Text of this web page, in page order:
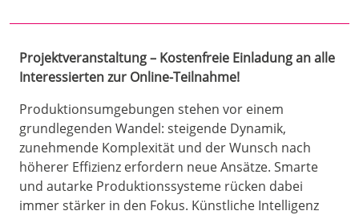
Projektveranstaltung – Kostenfreie Einladung an alle
Interessierten zur Online-Teilnahme!
Produktionsumgebungen stehen vor einem
grundlegenden Wandel: steigende Dynamik,
zunehmende Komplexität und der Wunsch nach
höherer Effizienz erfordern neue Ansätze. Smarte
und autarke Produktionssysteme rücken dabei
immer stärker in den Fokus. Künstliche Intelligenz